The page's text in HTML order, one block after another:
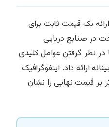
یک قیمت ثابت برای
در صنایع دریایی
نظر گرفتن عوامل کلیدی
ارائه داد. اینفوگرافیک
بر قیمت نهایی را نشان